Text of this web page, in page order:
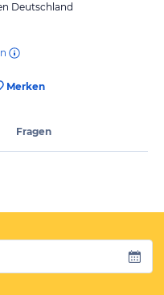
Deutschland
Merken
Fragen